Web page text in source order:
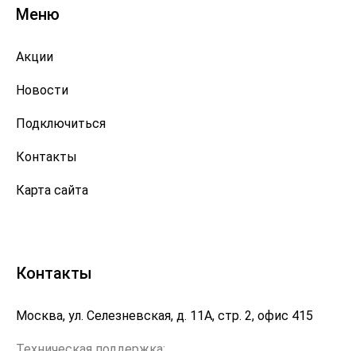
Меню
Акции
Новости
Подключиться
Контакты
Карта сайта
Контакты
Москва, ул. Селезневская, д. 11А, стр. 2, офис 415